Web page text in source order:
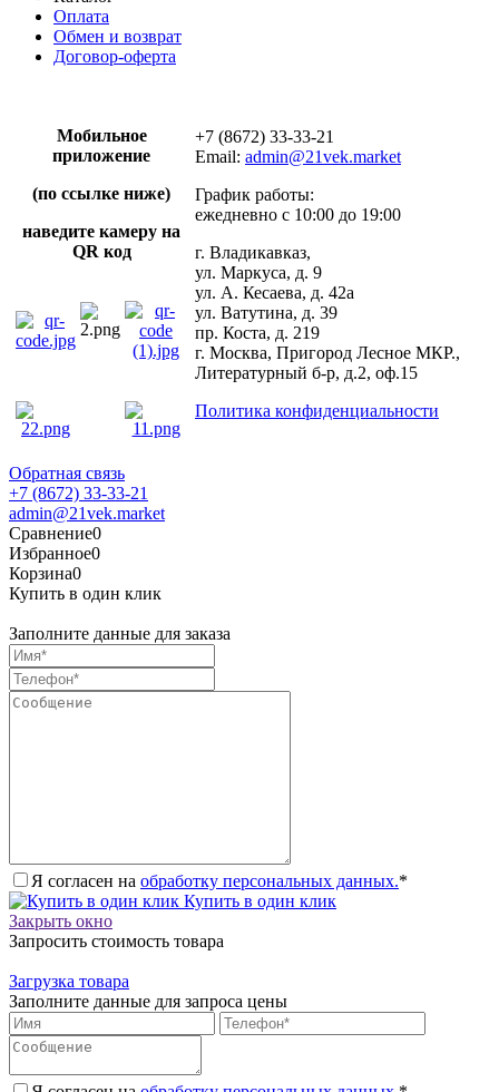
Оплата
Обмен и возврат
Договор-оферта
Мобильное
приложение
(по ссылке ниже)
наведите камеру на
QR код
+7 (8672) 33-33-21
Email: admin@21vek.market
График работы:
ежедневно с 10:00 до 19:00
г. Владикавказ,
ул. Маркуса, д. 9
ул. А. Кесаева, д. 42а
ул. Ватутина, д. 39
пр. Коста, д. 219
г. Москва, Пригород Лесное МКР.,
Литературный б-р, д.2, оф.15
Политика конфиденциальности
Обратная связь
+7 (8672) 33-33-21
admin@21vek.market
Сравнение0
Избранное0
Корзина0
Купить в один клик
Заполните данные для заказа
Я согласен на обработку персональных данных.*
Купить в один клик
Закрыть окно
Запросить стоимость товара
Загрузка товара
Заполните данные для запроса цены